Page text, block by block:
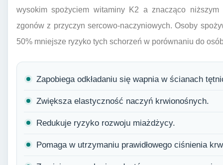
wysokim spożyciem witaminy K2 a znacząco
zgonów z przyczyn sercowo-naczyniowych. Osoby
50% mniejsze ryzyko tych schorzeń w porównaniu do
Zapobiega odkładaniu się wapnia w ścianach
Zwiększa elastyczność naczyń krwionośnych.
Redukuje ryzyko rozwoju miażdżycy.
Pomaga w utrzymaniu prawidłowego ciśnienia